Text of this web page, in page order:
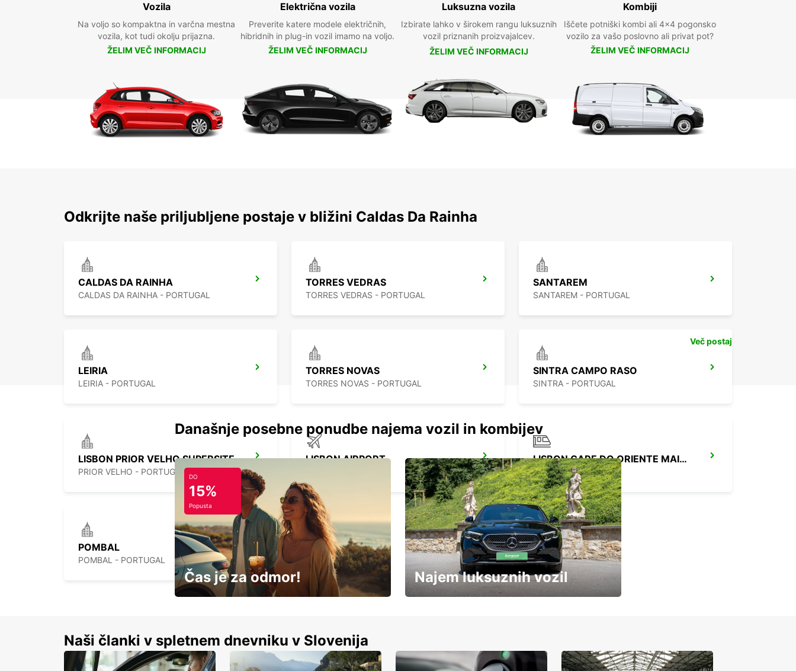
Vozila
Na voljo so kompaktna in varčna mestna
vozila, kot tudi okolju prijazna.
ŽELIM VEČ INFORMACIJ
Električna vozila
Preverite katere modele električnih,
hibridnih in plug-in vozil imamo na voljo.
ŽELIM VEČ INFORMACIJ
Luksuzna vozila
Izbirate lahko v širokem rangu luksuznih
vozil priznanih proizvajalcev.
ŽELIM VEČ INFORMACIJ
Kombiji
Iščete potniški kombi ali 4x4 pogonsko
vozilo za vašo poslovno ali privat pot?
ŽELIM VEČ INFORMACIJ
Odkrijte naše priljubljene postaje v bližini Caldas Da Rainha
CALDAS DA RAINHA
CALDAS DA RAINHA - PORTUGAL
TORRES VEDRAS
TORRES VEDRAS - PORTUGAL
SANTAREM
SANTAREM - PORTUGAL
LEIRIA
LEIRIA - PORTUGAL
TORRES NOVAS
TORRES NOVAS - PORTUGAL
SINTRA CAMPO RASO
SINTRA - PORTUGAL
LISBON PRIOR VELHO SUPERSITE
PRIOR VELHO - PORTUGAL
LISBON AIRPORT LISBON GARE DO ORIENTE MAIN STATION
LISBOA - PORTUGAL
POMBAL
POMBAL - PORTUGAL
Več postaj
Današnje posebne ponudbe najema vozil in kombijev
DO
15%
Popusta
Čas je za odmor! Najem luksuznih vozil
Naši članki v spletnem dnevniku v Slovenija